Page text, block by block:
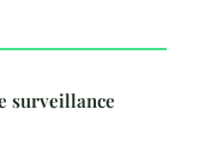
surveillance